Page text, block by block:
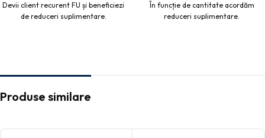
Devii client recurent FU și beneficiezi
de reduceri suplimentare.
În funcție de cantitate acordăm
reduceri suplimentare.
Produse similare